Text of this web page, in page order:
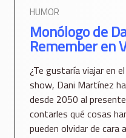
HUMOR
Monólogo de
Remember en
¿Te gustaría viajar en
show, Dani Martínez
desde 2050 al
contarles qué cosas
pueden olvidar de cara